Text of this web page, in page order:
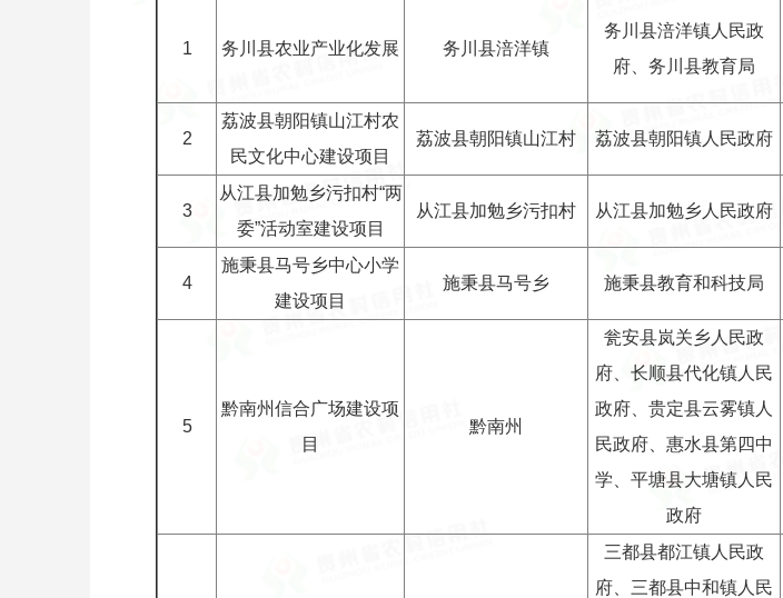
1 务川县农业产业化发展 务川县涪洋镇
务川县涪洋镇人民政
府、务川县教育局
2
荔波县朝阳镇山江村农
民文化中心建设项目
荔波县朝阳镇山江村 荔波县朝阳镇人民政府
3
从江县加勉乡污扣村“两
委”活动室建设项目
从江县加勉乡污扣村 从江县加勉乡人民政府
4
施秉县马号乡中心小学
建设项目
施秉县马号乡 施秉县教育和科技局
5
黔南州信合广场建设项
目
黔南州
瓮安县岚关乡人民政
府、长顺县代化镇人民
政府、贵定县云雾镇人
民政府、惠水县第四中
学、平塘县大塘镇人民
政府
三都县都江镇人民政
府、三都县中和镇人民